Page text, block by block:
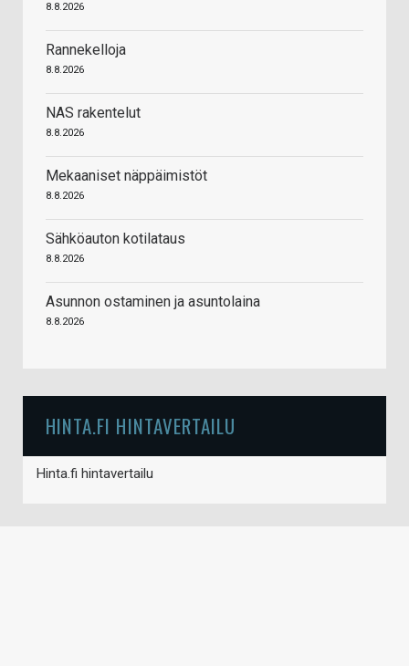
8.8.2026
Rannekelloja
8.8.2026
NAS rakentelut
8.8.2026
Mekaaniset näppäimistöt
8.8.2026
Sähköauton kotilataus
8.8.2026
Asunnon ostaminen ja asuntolaina
8.8.2026
HINTA.FI HINTAVERTAILU
Hinta.fi hintavertailu